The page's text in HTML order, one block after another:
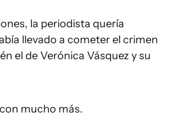
la periodista quería
llevado a cometer el crimen
el de Verónica Vásquez y su
mucho más.